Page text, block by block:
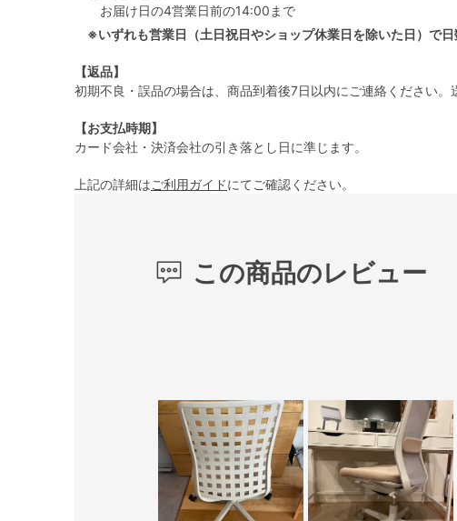
お届け日の4営業日前の14:00まで
※いずれも営業日（土日祝日やショップ休業日を除いた日）で日
【返品】
初期不良・誤品の場合は、商品到着後7日以内にご連絡ください
【お支払時期】
カード会社・決済会社の引き落とし日に準じます。
上記の詳細はご利用ガイドにてご確認ください。
この商品のレビュー